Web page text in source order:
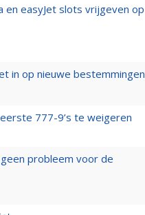
easyJet slots vrijgeven op
in op nieuwe bestemmingen
777-9’s te weigeren
probleem voor de